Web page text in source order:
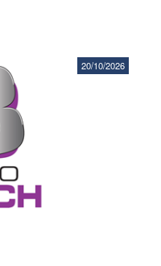
20/10/2026